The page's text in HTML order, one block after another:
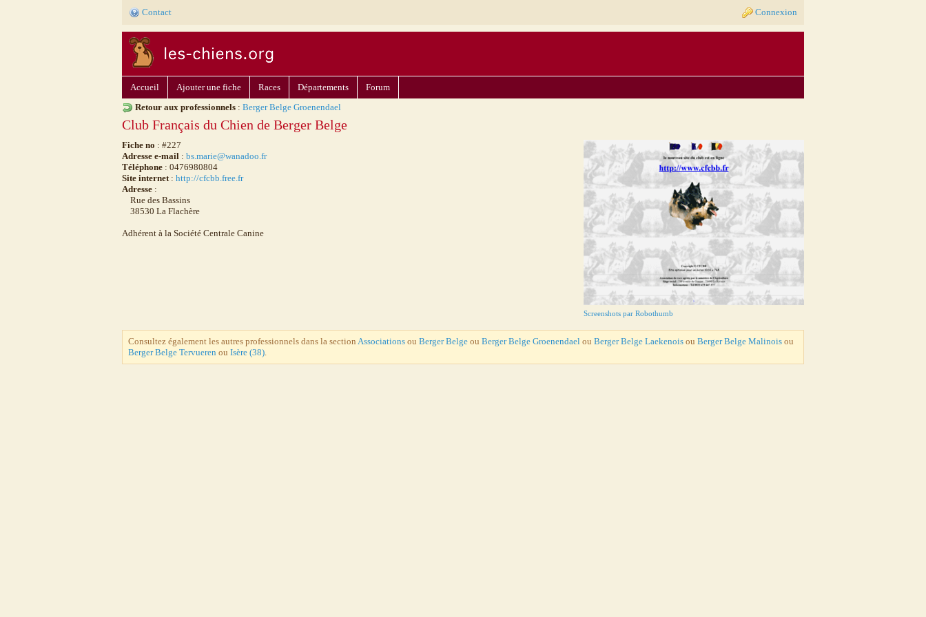
Contact Connexion
Accueil Ajouter une fiche Races Départements
Forum
Retour aux professionnels : Berger Belge Groenendael
Club Français du Chien de Berger Belge
Fiche no : #227
Adresse e-mail : bs.marie@wanadoo.fr
Téléphone : 0476980804
Site internet: http://cfcbb.free.fr
Adresse :
Rue des Bassins
38530 La Flachère
Adhérent à la Société Centrale Canine
Screenshots par Robothumb
Consultez également les autres professionnels dans la section Associations ou Berger Belge ou Berger Belge Groenendael ou Berger Belge Laekenois ou Berger Belge Malinois ou
Berger Belge Tervueren ou Isère (38).